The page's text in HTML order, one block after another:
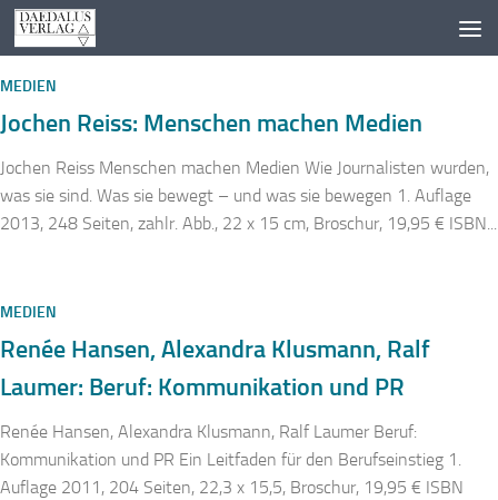
Zum Inhalt springen
MEDIEN
Jochen Reiss: Menschen machen Medien
Jochen Reiss Menschen machen Medien Wie Journalisten wurden,
was sie sind. Was sie bewegt – und was sie bewegen 1. Auflage
2013, 248 Seiten, zahlr. Abb., 22 x 15 cm, Broschur, 19,95 € ISBN...
MEDIEN
Renée Hansen, Alexandra Klusmann, Ralf
Laumer: Beruf: Kommunikation und PR
Renée Hansen, Alexandra Klusmann, Ralf Laumer Beruf:
Kommunikation und PR Ein Leitfaden für den Berufseinstieg 1.
Auflage 2011, 204 Seiten, 22,3 x 15,5, Broschur, 19,95 € ISBN